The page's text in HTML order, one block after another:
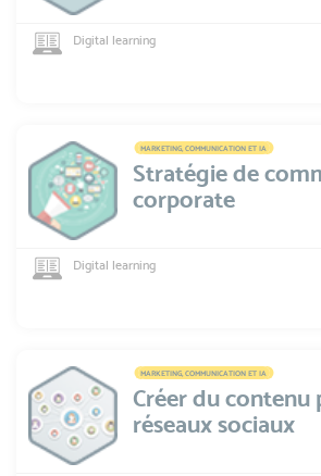
Digital learning
MARKETING, COMMUNICATION ET IA
Stratégie de
corporate
Digital learning
MARKETING, COMMUNICATION ET IA
Créer du contenu
réseaux sociaux